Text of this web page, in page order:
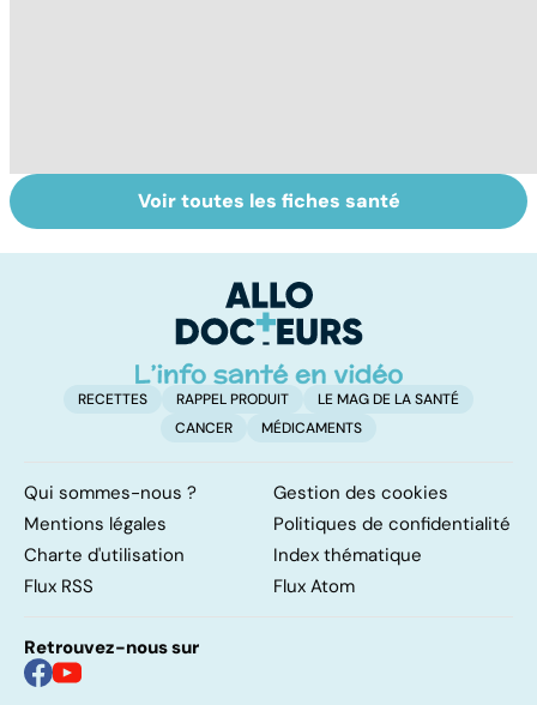
Sexualité,
infertilité et
Le sperme : son
odeur, sa couleur,
Voir toutes les fiches santé
RECETTES RAPPEL PRODUIT
LE MAG DE LA SANTÉ
CANCER
MÉDICAMENTS
Qui sommes-nous ?
Gestion des cookies
Mentions légales
Politiques de confidentialité
Charte d'utilisation
Index thématique
Flux RSS
Flux Atom
Retrouvez-nous sur